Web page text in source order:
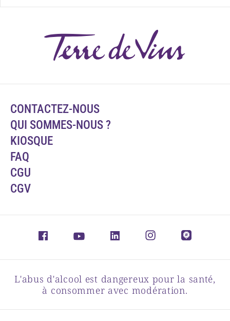
CONTACTEZ-NOUS
QUI SOMMES-NOUS ?
KIOSQUE
FAQ
CGU
CGV
L'abus d'alcool est dangereux pour la santé,
à consommer avec modération.